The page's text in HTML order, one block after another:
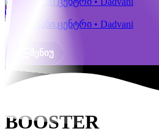
ᲛᲔᲜᲘᲣ
BOOSTER